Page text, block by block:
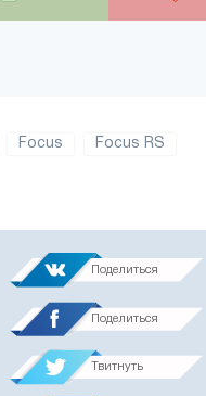
Focus Focus RS
Поделиться
Поделиться
Твитнуть